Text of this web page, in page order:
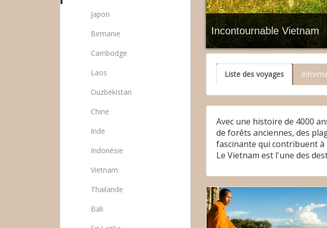
Japon
Birmanie
Cambodge
Laos
Ouzbékistan
Chine
Inde
Indonésie
Vietnam
Thailande
Bali
Incontournable Vietnam
Liste des voyages
Avec une histoire de 4000
de forêts anciennes, des
fascinante qui contribuent à
Le Vietnam est l'une des